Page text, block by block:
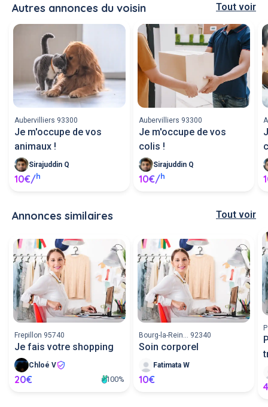
Autres annonces du voisin Tout voir
Aubervilliers 93300
Je m'occupe de vos
animaux !
Sirajuddin Q
10€/h
Aubervilliers 93300
Je m'occupe de vos
colis !
Sirajuddin Q
10€/h
Annonces similaires Tout voir
Frepillon 95740
Je fais votre shopping
Chloé V
20€ 100%
Bourg-la-Rein... 92340
Soin corporel
Fatimata W
10€